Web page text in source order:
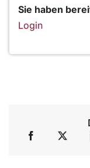
Sie haben
Login